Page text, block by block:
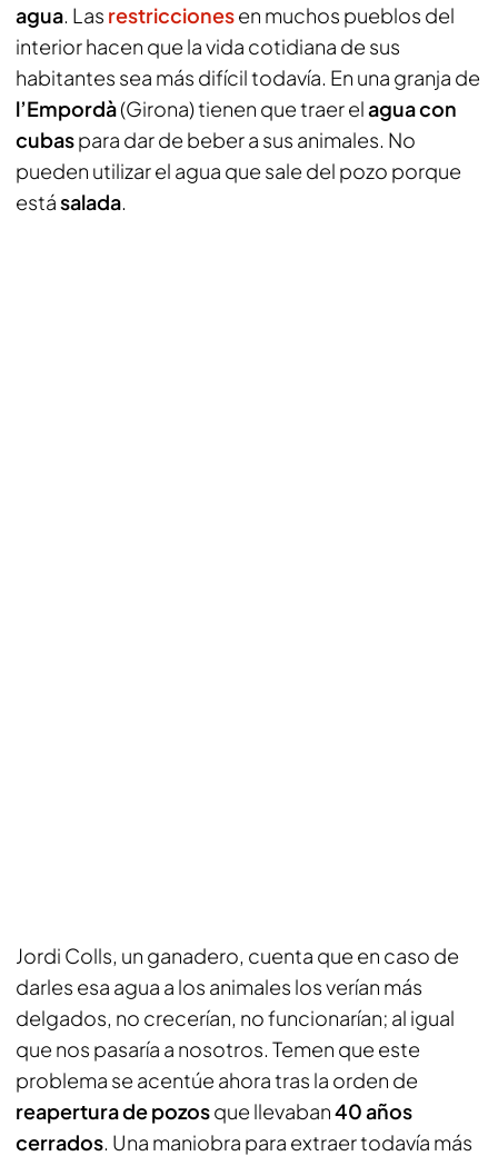
agua. Las restriccionesen muchos pueblos del
interior hacen que la vida cotidiana de sus
habitantes sea más difícil todavía. En una granja de
l’Empordà(Girona) tienen que traer elagua con
cubaspara dar de beber a sus animales. No
pueden utilizar el agua que sale del pozo porque
estásalada.
Jordi Colls, un ganadero, cuenta que en caso de
darles esa agua a los animales los verían más
delgados, no crecerían, no funcionarían; al igual
que nos pasaría a nosotros. Temen que este
problema se acentúe ahora tras la orden de
reapertura de pozosque llevaban40 años
cerrados. Una maniobra para extraer todavía más